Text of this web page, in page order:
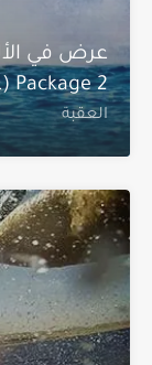
Package 2 (غير متوفر)
العقبة